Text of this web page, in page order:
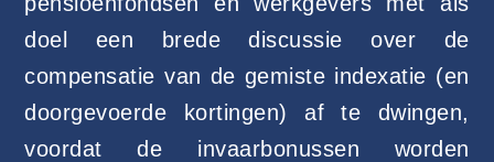
doel een brede discussie over de
compensatie van de gemiste indexatie (en
doorgevoerde kortingen) af te dwingen,
voordat de invaarbonussen worden